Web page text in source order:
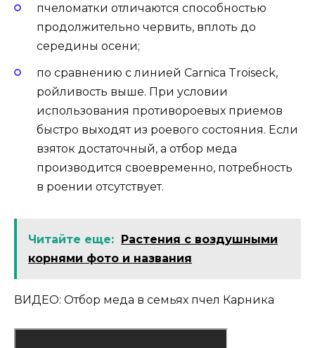
пчеломатки отличаются способностью
продолжительно червить, вплоть до
середины осени;
по сравнению с линией Carnica Troiseck,
ройливость выше. При условии
использования противороевых приемов
быстро выходят из роевого состояния. Если
взяток достаточный, а отбор меда
производится своевременно, потребность
в роении отсутствует.
Читайте еще: Растения с воздушными
корнями фото и названия
ВИДЕО: Отбор меда в семьях пчел Карника